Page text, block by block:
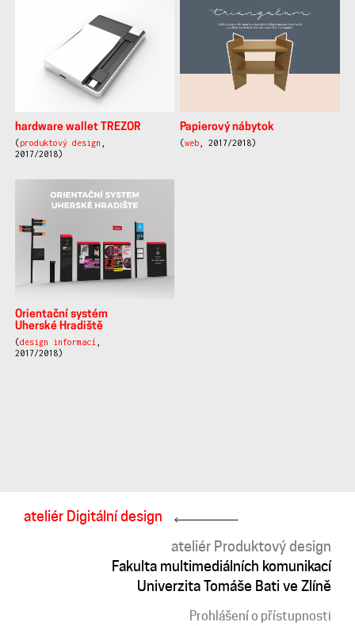
hardware wallet TREZOR
(produktový design
2017/2018)
Papierový nábytok
(web , 2017/2018)
Orientační systém
Uherské Hradiště
(design informací
2017/2018)
ateliér Digitální design
ateliér Produktový design
Fakulta multimediálních komunikací
Univerzita Tomáše Bati ve Zlíně
Prohlášení o přístupnosti